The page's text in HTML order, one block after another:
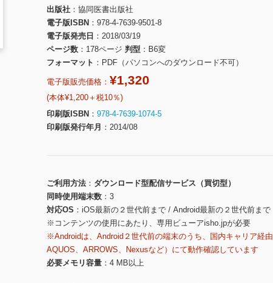
出版社
協同医書出版社
電子版ISBN
978-4-7639-9501-8
電子版発売日
2018/03/19
ページ数
178ページ 判型
B6変
フォーマット
PDF（パソコンへのダウンロード不可）
電子版販売価格： ¥1,320
(本体¥1,200＋税10％)
印刷版ISBN
978-4-7639-1074-5
印刷版発行年月
2014/08
ご利用方法
ダウンロード型配信サービス（買切型）
同時使用端末数
3
対応OS
iOS最新の２世代前まで / Android最新の２世代前まで
※コンテンツの使用にあたり、専用ビューアisho.jpが必要
※Androidは、Android２世代前の端末のうち、国内キャリア経
AQUOS、ARROWS、Nexusなど）にて動作確認しています
必要メモリ容量
4 MB以上